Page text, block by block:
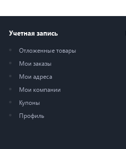
Учетная запись
Отложенные товары
Мои заказы
Мои адреса
Мои компании
Купоны
Профиль